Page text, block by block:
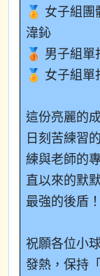
🏅 女子組團
湋鈊
🥉 男子組單
🏅 女子組單
這份亮麗的
日刻苦練習
練與老師的
直以來的默
最強的後盾！
祝願各位小
發熱，保持